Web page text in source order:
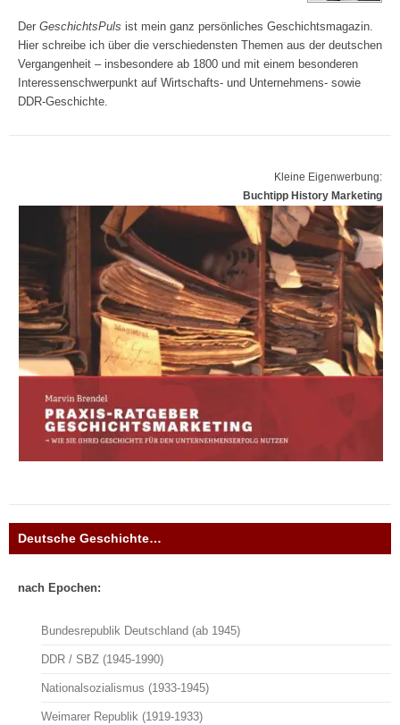
Der GeschichtsPuls ist mein ganz persönliches Geschichtsmagazin.
Hier schreibe ich über die verschiedensten Themen aus der deutschen
Vergangenheit – insbesondere ab 1800 und mit einem besonderen
Interessenschwerpunkt auf Wirtschafts- und Unternehmens- sowie
DDR-Geschichte.
Kleine Eigenwerbung:
Buchtipp History Marketing
Deutsche Geschichte…
nach Epochen:
Bundesrepublik Deutschland (ab 1945)
DDR / SBZ (1945-1990)
Nationalsozialismus (1933-1945)
Weimarer Republik (1919-1933)